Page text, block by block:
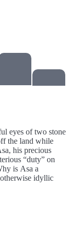
eyes of two stone
the land while
his precious
“duty” on
is Asa a
idyllic